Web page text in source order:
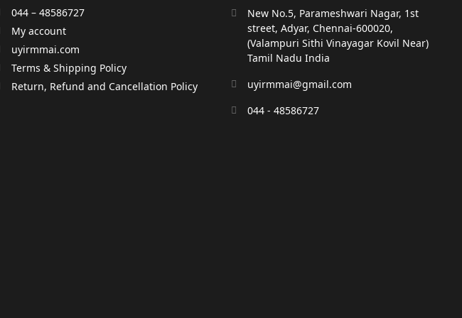
044 – 48586727
My account
uyirmmai.com
Terms & Shipping Policy
Return, Refund and Cancellation Policy
New No.5, Parameshwari Nagar, 1st
street, Adyar, Chennai-600020,
(Valampuri Sithi Vinayagar Kovil Near)
Tamil Nadu India
uyirmmai@gmail.com
044 - 48586727